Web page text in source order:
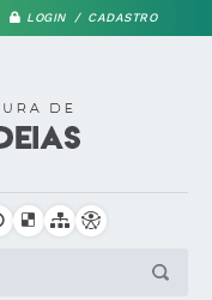
LOGIN / CADASTRO